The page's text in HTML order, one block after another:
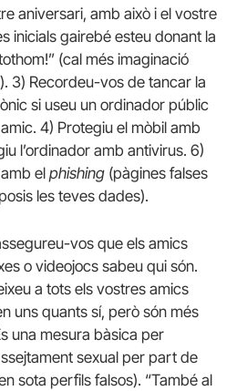
aniversari, amb això i el vostre
inicials gairebé esteu donant la
(cal més imaginació
3) Recordeu-vos de tancar la
si useu un ordinador públic
4) Protegiu el mòbil amb
l’ordinador amb antivirus. 6)
el phishing (pàgines falses
les teves dades).
vos que els amics
o videojocs sabeu qui són.
a tots els vostres amics
uns quants sí, però són més
una mesura bàsica per
sexual per part de
sota perfils falsos). “També al